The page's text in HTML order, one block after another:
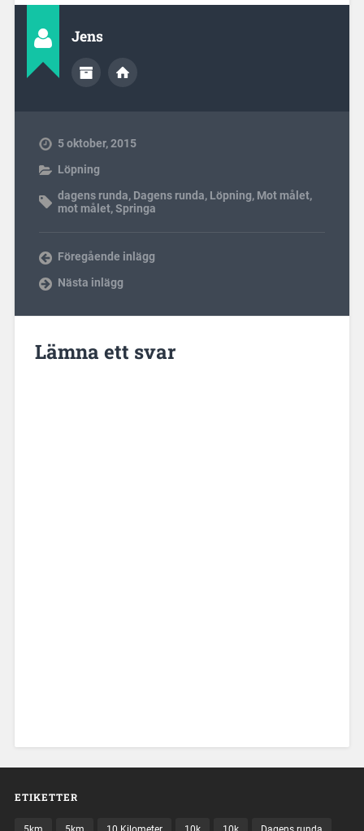
Jens
5 oktober, 2015
Löpning
dagens runda, Dagens runda, Löpning, Mot målet,
mot målet,Springa
Föregående inlägg
Nästa inlägg
Lämna ett svar
ETIKETTER